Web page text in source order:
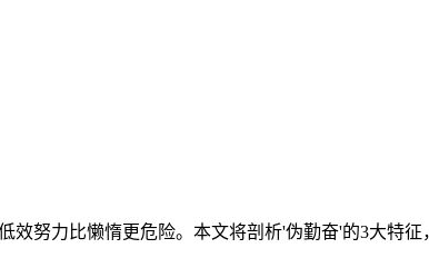
努力比懒惰更危险。本文将剖析'伪勤奋'的3大特